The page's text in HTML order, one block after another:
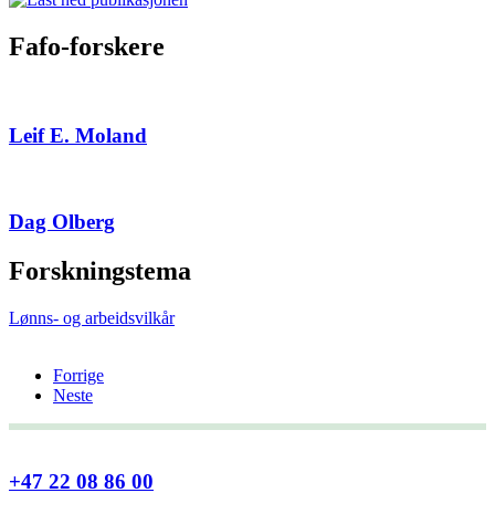
Fafo-forskere
Leif E. Moland
Dag Olberg
Forskningstema
Lønns- og arbeidsvilkår
Forrige
Neste
+47 22 08 86 00